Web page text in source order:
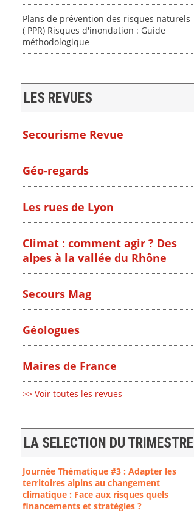
Plans de prévention des risques naturels
( PPR) Risques d'inondation : Guide
méthodologique
LES REVUES
Secourisme Revue
Géo-regards
Les rues de Lyon
Climat : comment agir ? Des
alpes à la vallée du Rhône
Secours Mag
Géologues
Maires de France
>> Voir toutes les revues
LA SELECTION DU TRIMESTRE
Journée Thématique #3 : Adapter les
territoires alpins au changement
climatique : Face aux risques quels
financements et stratégies ?